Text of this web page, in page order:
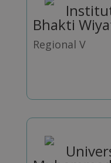
Bhakti
Regional V